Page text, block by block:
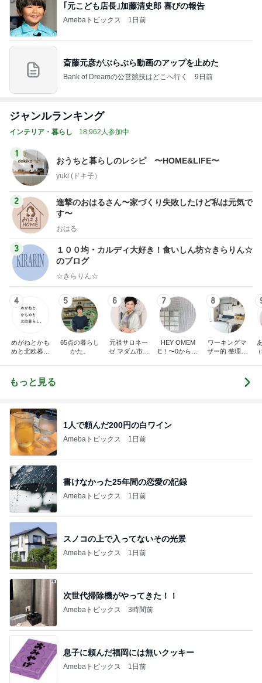
｢元こども店長｣加藤清史郎 喜びの報告
Amebaトピックス 1日前
斎藤元彦がぶらぶら動画のアップを止めた
Bank of Dreamの公営競技はどこへ行く 9日前
ジャンルランキング
インテリア・暮らし 18,962人参加中
1
おうちと暮らしのレシピ 〜HOME&LIFE〜
yuki (ドキ子）
2
進撃のおはるさん〜家づくり失敗したけど私は元気で
す〜
おはる
3
１００均・カルディ大好き！食いしん坊☆きらりん☆
のブログ
☆きらりん☆
4
めがねとかも
めと北欧暮ら
5
65点の暮らし
かた。
6
元祖サロネー
ゼ マダム市川
7
HEY OMEM
E！〜0からの
8
ワーキングマ
ザー的 整理収
もっと見る
1人で頼んだ200円の白ワイン
Amebaトピックス 1日前
書けなかった25年間の恋愛の記録
Amebaトピックス 1日前
スノコの上で入ってないその光景
Amebaトピックス 1日前
次世代掃除機がやってきた！！
Amebaトピックス 3時間前
息子に頼んだ福岡には無いクッキー
Amebaトピックス 1日前